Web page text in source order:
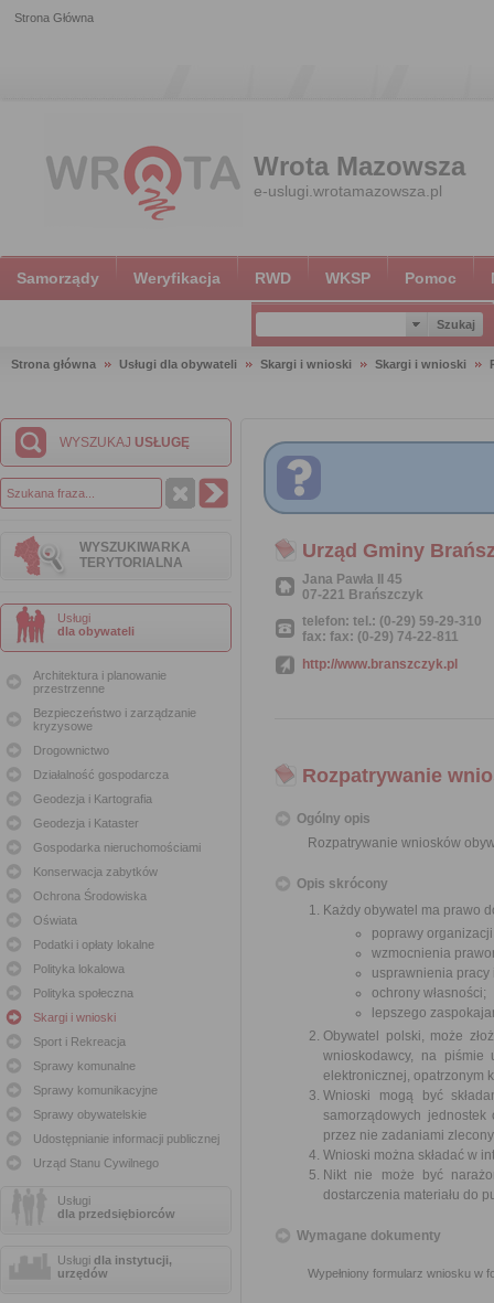
Strona Główna
Wrota Mazowsza
e-uslugi.wrotamazowsza.pl
Samorządy Weryfikacja RWD WKSP Pomoc
Strona główna Usługi dla obywateli Skargi i wnioski Skargi i wnioski
WYSZUKAJ USŁUGĘ
WYSZUKIWARKA
TERYTORIALNA
Usługi
dla obywateli
Architektura i planowanie
przestrzenne
Bezpieczeństwo i zarządzanie
kryzysowe
Drogownictwo
Działalność gospodarcza
Geodezja i Kartografia
Geodezja i Kataster
Gospodarka nieruchomościami
Konserwacja zabytków
Ochrona Środowiska
Oświata
Podatki i opłaty lokalne
Polityka lokalowa
Polityka społeczna
Skargi i wnioski
Sport i Rekreacja
Sprawy komunalne
Sprawy komunikacyjne
Sprawy obywatelskie
Udostępnianie informacji publicznej
Urząd Stanu Cywilnego
Usługi
dla przedsiębiorców
Usługi dla instytucji,
urzędów
Urząd Gminy
Jana Pawła II 45
07-221 Brańszczyk
telefon: tel.: (0-29) 59-29-310
fax: fax: (0-29) 74-22-811
http://www.branszczyk.pl
Rozpatrywanie
Ogólny opis
Rozpatrywanie wniosków
Opis skrócony
Każdy obywatel ma prawo
poprawy
wzmocnienia
usprawnienia
ochrony własności;
lepszego
Obywatel polski, może
wnioskodawcy, na piśmie
elektronicznej, opatrzonym
Wnioski mogą być
samorządowych
przez nie zadaniami
Wnioski można składać w
Nikt nie może być
dostarczenia materiału do
Wymagane dokumenty
Wypełniony formularz wniosku w